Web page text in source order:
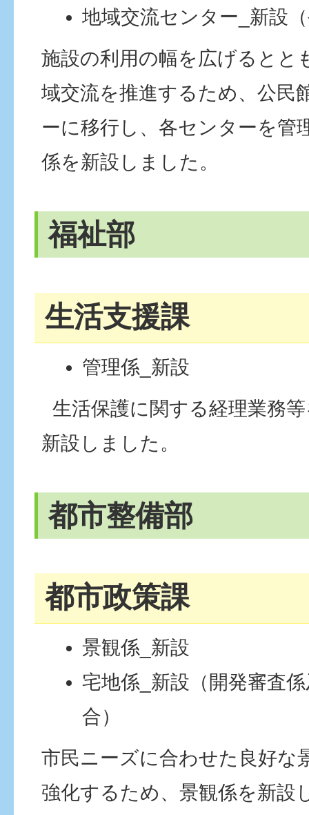
地域交流センター_新設
施設の利用の幅を広げるとと
域交流を推進するため、公民
ーに移行し、各センターを管
係を新設しました。
福祉部
生活支援課
管理係_新設
生活保護に関する経理業務
新設しました。
都市整備部
都市政策課
景観係_新設
宅地係_新設（開発審査
合）
市民ニーズに合わせた良好な
強化するため、景観係を新設